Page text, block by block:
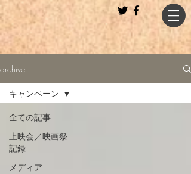
archive
全ての記事
上映会／映画祭
記録
メディア
キャンペーン